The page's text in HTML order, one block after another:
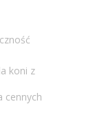
koni z
cennych